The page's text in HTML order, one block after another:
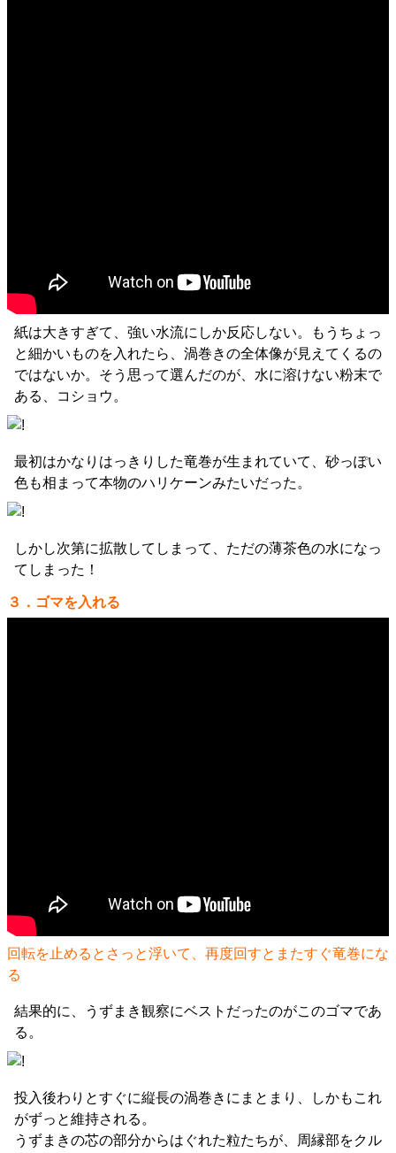
紙は大きすぎて、強い水流にしか反応しない。もうちょっ
と細かいものを入れたら、渦巻きの全体像が見えてくるの
ではないか。そう思って選んだのが、水に溶けない粉末で
ある、コショウ。
最初はかなりはっきりした竜巻が生まれていて、砂っぽい
色も相まって本物のハリケーンみたいだった。
しかし次第に拡散してしまって、ただの薄茶色の水になっ
てしまった！
３．ゴマを入れる
回転を止めるとさっと浮いて、再度回すとまたすぐ竜巻にな
る
結果的に、うずまき観察にベストだったのがこのゴマであ
る。
投入後わりとすぐに縦長の渦巻きにまとまり、しかもこれ
がずっと維持される。
うずまきの芯の部分からはぐれた粒たちが、周縁部をクル